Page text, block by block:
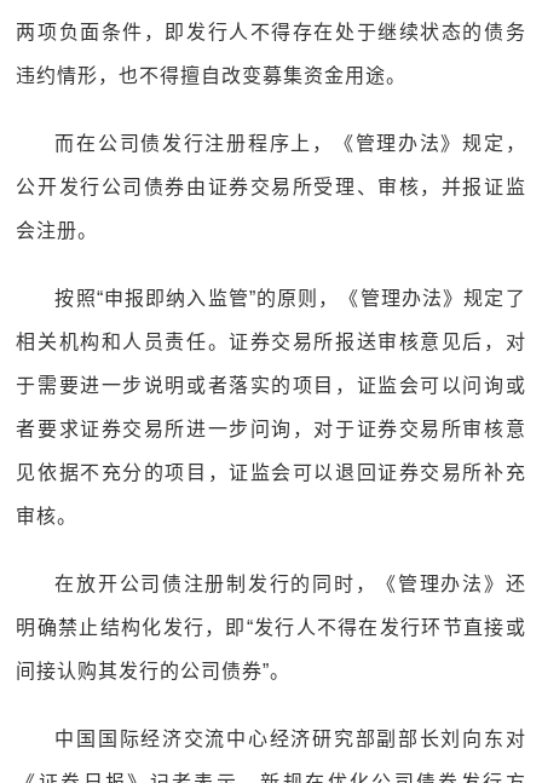
两项负面条件，即发行人不得存在处于继续状态的债务
违约情形，也不得擅自改变募集资金用途。
而在公司债发行注册程序上，《管理办法》规定，
公开发行公司债券由证券交易所受理、审核，并报证监
会注册。
按照“申报即纳入监管”的原则，《管理办法》规定了
相关机构和人员责任。证券交易所报送审核意见后，对
于需要进一步说明或者落实的项目，证监会可以问询或
者要求证券交易所进一步问询，对于证券交易所审核意
见依据不充分的项目，证监会可以退回证券交易所补充
审核。
在放开公司债注册制发行的同时，《管理办法》还
明确禁止结构化发行，即“发行人不得在发行环节直接或
间接认购其发行的公司债券”。
中国国际经济交流中心经济研究部副部长刘向东对